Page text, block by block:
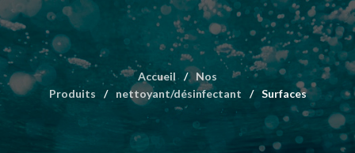
Accueil /
Nos
Produits
/ nettoyant/désinfectant / Surfaces